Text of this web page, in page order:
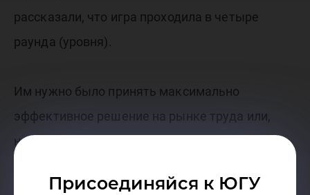
Присоединяйся к ЮГУ
рассказали, что игра проходила в четыре
раунда (уровня).
Им нужно было принять максимально
эффективное решение на рынке труда или,
например, выгодно вложиться, чтобы потом
выбрать путь хорошего инженера, что помогло